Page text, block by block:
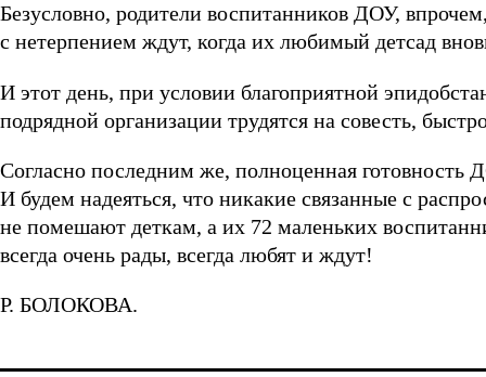
Безусловно, родители воспитанников ДОУ,
с нетерпением ждут, когда их любимый детсад
И этот день, при условии благоприятной
подрядной организации трудятся на совесть,
Согласно последним же, полноценная готовность
И будем надеяться, что никакие связанные с
не помешают деткам, а их 72 маленьких
всегда очень рады, всегда любят и ждут!
Р. БОЛОКОВА.